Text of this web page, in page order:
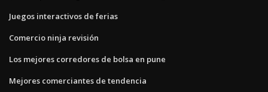
Juegos interactivos de ferias
Comercio ninja revisión
Los mejores corredores de bolsa en pune
Mejores comerciantes de tendencia